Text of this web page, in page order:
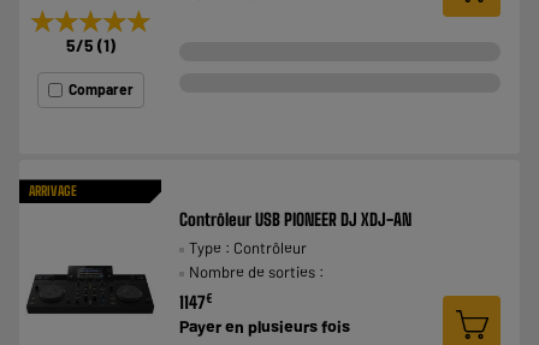
★★★★★
★★★★★
5/5 (1)
Comparer
ARRIVAGE
Contrôleur USB PIONEER DJ XDJ-AN
Type : Contrôleur
Nombre de sorties :
1147€
Payer en plusieurs fois